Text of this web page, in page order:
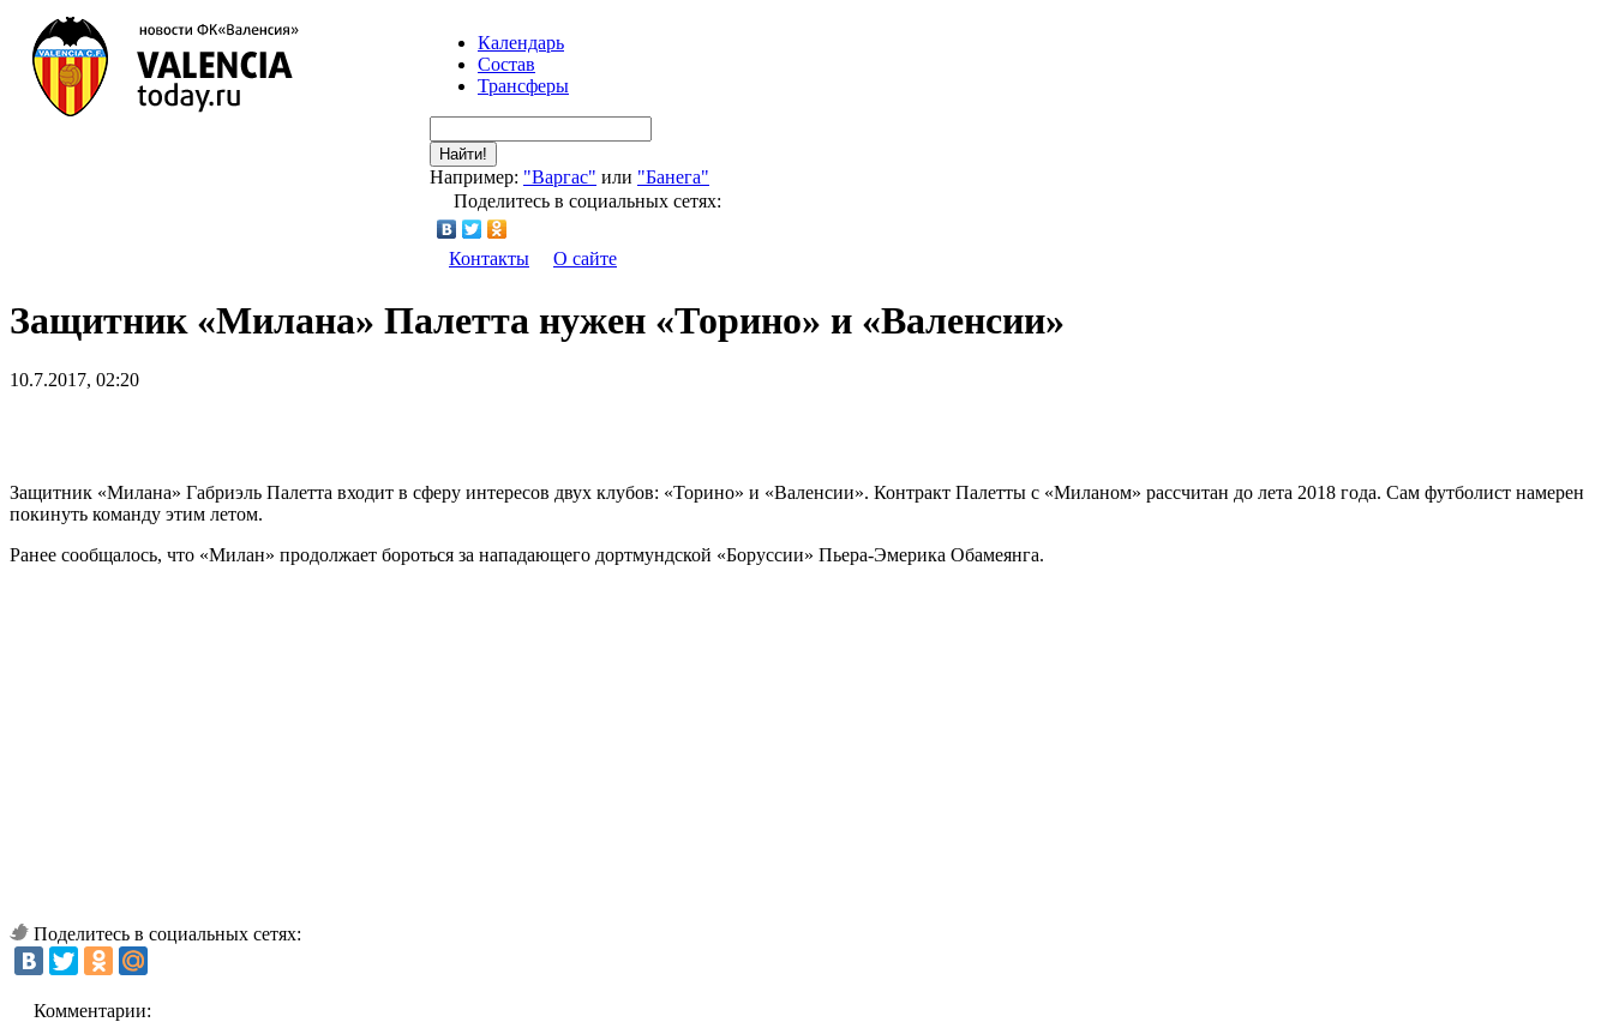
Календарь
Состав
Трансферы
Найти!
Например: "Варгас" или "Банега"
Поделитесь в социальных сетях:
Контакты О сайте
Защитник «Милана» Палетта нужен «Торино» и «Валенсии»
10.7.2017, 02:20
Защитник «Милана» Габриэль Палетта входит в сферу интересов двух клубов: «Торино» и «Валенсии». Контракт Палетты с «Миланом» рассчитан до лета 2018 года. Сам футболист намерен
покинуть команду этим летом.
Ранее сообщалось, что «Милан» продолжает бороться за нападающего дортмундской «Боруссии» Пьера-Эмерика Обамеянга.
Поделитесь в социальных сетях:
Комментарии: